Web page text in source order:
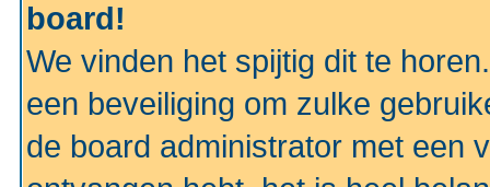
board!
We vinden het spijtig dit te
een beveiliging om zulke
de board administrator met een